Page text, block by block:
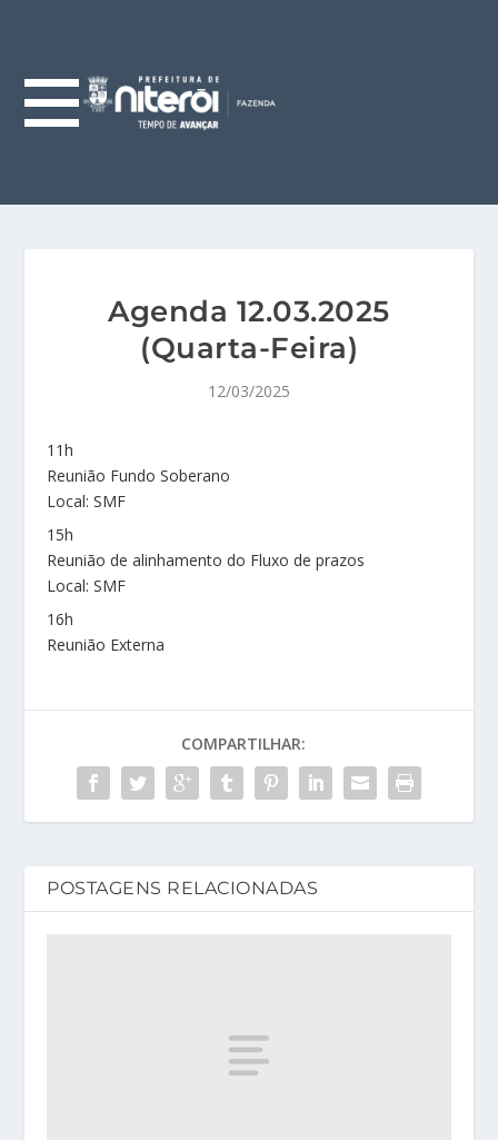
Agenda 12.03.2025
(Quarta-Feira)
12/03/2025
11h
Reunião Fundo Soberano
Local: SMF
15h
Reunião de alinhamento do Fluxo de prazos
Local: SMF
16h
Reunião Externa
COMPARTILHAR:
POSTAGENS RELACIONADAS